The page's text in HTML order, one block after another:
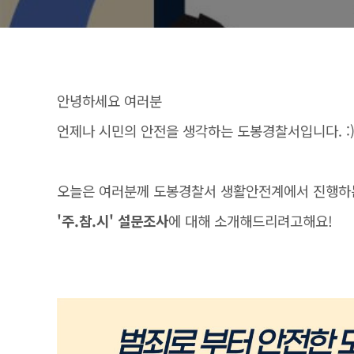
안녕하세요 여러분
언제나 시민의 안전을 생각하는 도봉경찰서입니다. :)
오늘은 여러분께 도봉경찰서 생활안전계에서 진행
'주.참.시' 설문조사에 대해 소개해드리려고해요!